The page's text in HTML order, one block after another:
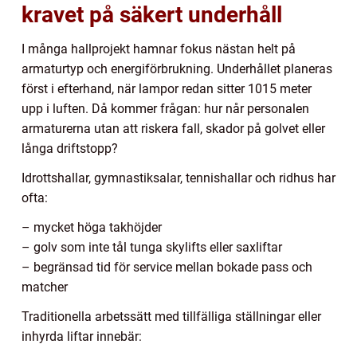
kravet på säkert underhåll
I många hallprojekt hamnar fokus nästan helt på
armaturtyp och energiförbrukning. Underhållet planeras
först i efterhand, när lampor redan sitter 1015 meter
upp i luften. Då kommer frågan: hur når personalen
armaturerna utan att riskera fall, skador på golvet eller
långa driftstopp?
Idrottshallar, gymnastiksalar, tennishallar och ridhus har
ofta:
– mycket höga takhöjder
– golv som inte tål tunga skylifts eller saxliftar
– begränsad tid för service mellan bokade pass och
matcher
Traditionella arbetssätt med tillfälliga ställningar eller
inhyrda liftar innebär: